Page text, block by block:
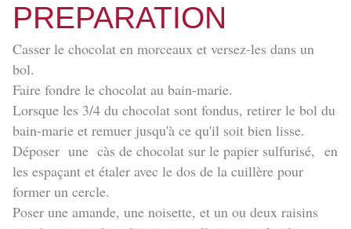
PREPARATION
Casser le chocolat en morceaux et versez-les dans un
bol.
Faire fondre le chocolat au bain-marie.
Lorsque les 3/4 du chocolat sont fondus, retirer le bol du
bain-marie et remuer jusqu'à ce qu'il soit bien lisse.
Déposer une càs de chocolat sur le papier sulfurisé, en
les espaçant et étaler avec le dos de la cuillère pour
former un cercle.
Poser une amande, une noisette, et un ou deux raisins